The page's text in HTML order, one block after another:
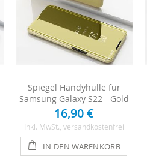
Spiegel Handyhülle für
Samsung Galaxy S22 - Gold
16,90 €
Inkl. MwSt., versandkostenfrei
IN DEN WARENKORB